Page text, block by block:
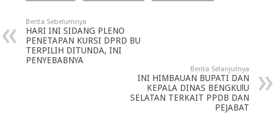
Berita Sebelumnya
HARI INI SIDANG PLENO
PENETAPAN KURSI DPRD BU
TERPILIH DITUNDA, INI
PENYEBABNYA
Berita Selanjutnya
INI HIMBAUAN BUPATI DAN
KEPALA DINAS BENGKUlU
SELATAN TERKAIT PPDB DAN
PEJABAT